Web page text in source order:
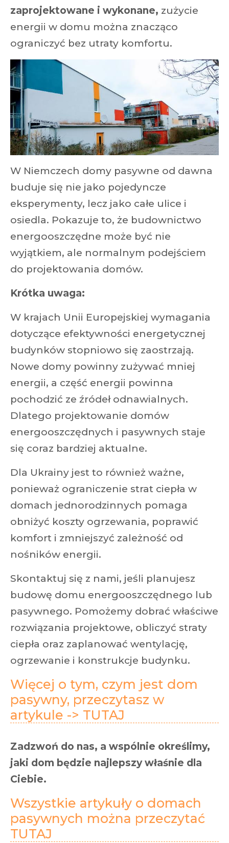
zaprojektowane i wykonane, zużycie
energii w domu można znacząco
ograniczyć bez utraty komfortu.
W Niemczech domy pasywne od dawna
buduje się nie jako pojedyncze
eksperymenty, lecz jako całe ulice i
osiedla. Pokazuje to, że budownictwo
energooszczędne może być nie
wyjątkiem, ale normalnym podejściem
do projektowania domów.
Krótka uwaga:
W krajach Unii Europejskiej wymagania
dotyczące efektywności energetycznej
budynków stopniowo się zaostrzają.
Nowe domy powinny zużywać mniej
energii, a część energii powinna
pochodzić ze źródeł odnawialnych.
Dlatego projektowanie domów
energooszczędnych i pasywnych staje
się coraz bardziej aktualne.
Dla Ukrainy jest to również ważne,
ponieważ ograniczenie strat ciepła w
domach jednorodzinnych pomaga
obniżyć koszty ogrzewania, poprawić
komfort i zmniejszyć zależność od
nośników energii.
Skontaktuj się z nami, jeśli planujesz
budowę domu energooszczędnego lub
pasywnego. Pomożemy dobrać właściwe
rozwiązania projektowe, obliczyć straty
ciepła oraz zaplanować wentylację,
ogrzewanie i konstrukcje budynku.
Więcej o tym, czym jest dom
pasywny, przeczytasz w
artykule -> TUTAJ
Zadzwoń do nas, a wspólnie określimy,
jaki dom będzie najlepszy właśnie dla
Ciebie.
Wszystkie artykuły o domach
pasywnych można przeczytać
TUTAJ